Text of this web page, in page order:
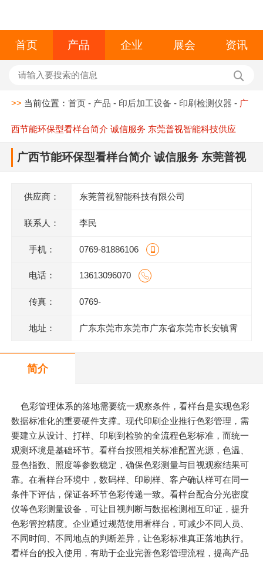
首页 产品 企业 展会 资讯
>> 当前位置：首页 - 产品 - 印后加工设备 - 印刷检测仪器 - 广
西节能环保型看样台简介 诚信服务 东莞普视智能科技供应
广西节能环保型看样台简介 诚信服务 东莞普视
供应商： 东莞普视智能科技有限公司
联系人： 李民
手机： 0769-81886106
电话： 13613096070
传真： 0769-
地址： 广东东莞市东莞市广东省东莞市长安镇霄
简介
色彩管理体系的落地需要统一观察条件，看样台是实现色彩
数据标准化的重要硬件支撑。现代印刷企业推行色彩管理，需
要建立从设计、打样、印刷到检验的全流程色彩标准，而统一
观测环境是基础环节。看样台按照相关标准配置光源，色温、
显色指数、照度等参数稳定，确保色彩测量与目视观察结果可
靠。在看样台环境中，数码样、印刷样、客户确认样可在同一
条件下评估，保证各环节色彩传递一致。看样台配合分光密度
仪等色彩测量设备，可让目视判断与数据检测相互印证，提升
色彩管控精度。企业通过规范使用看样台，可减少不同人员、
不同时间、不同地点的判断差异，让色彩标准真正落地执行。
看样台的投入使用，有助于企业完善色彩管理流程，提高产品